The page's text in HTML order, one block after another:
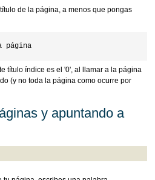
de la página, a menos que pongas
título índice es el '0', al llamar a la página
(y no toda la página como ocurre por
y apuntando a